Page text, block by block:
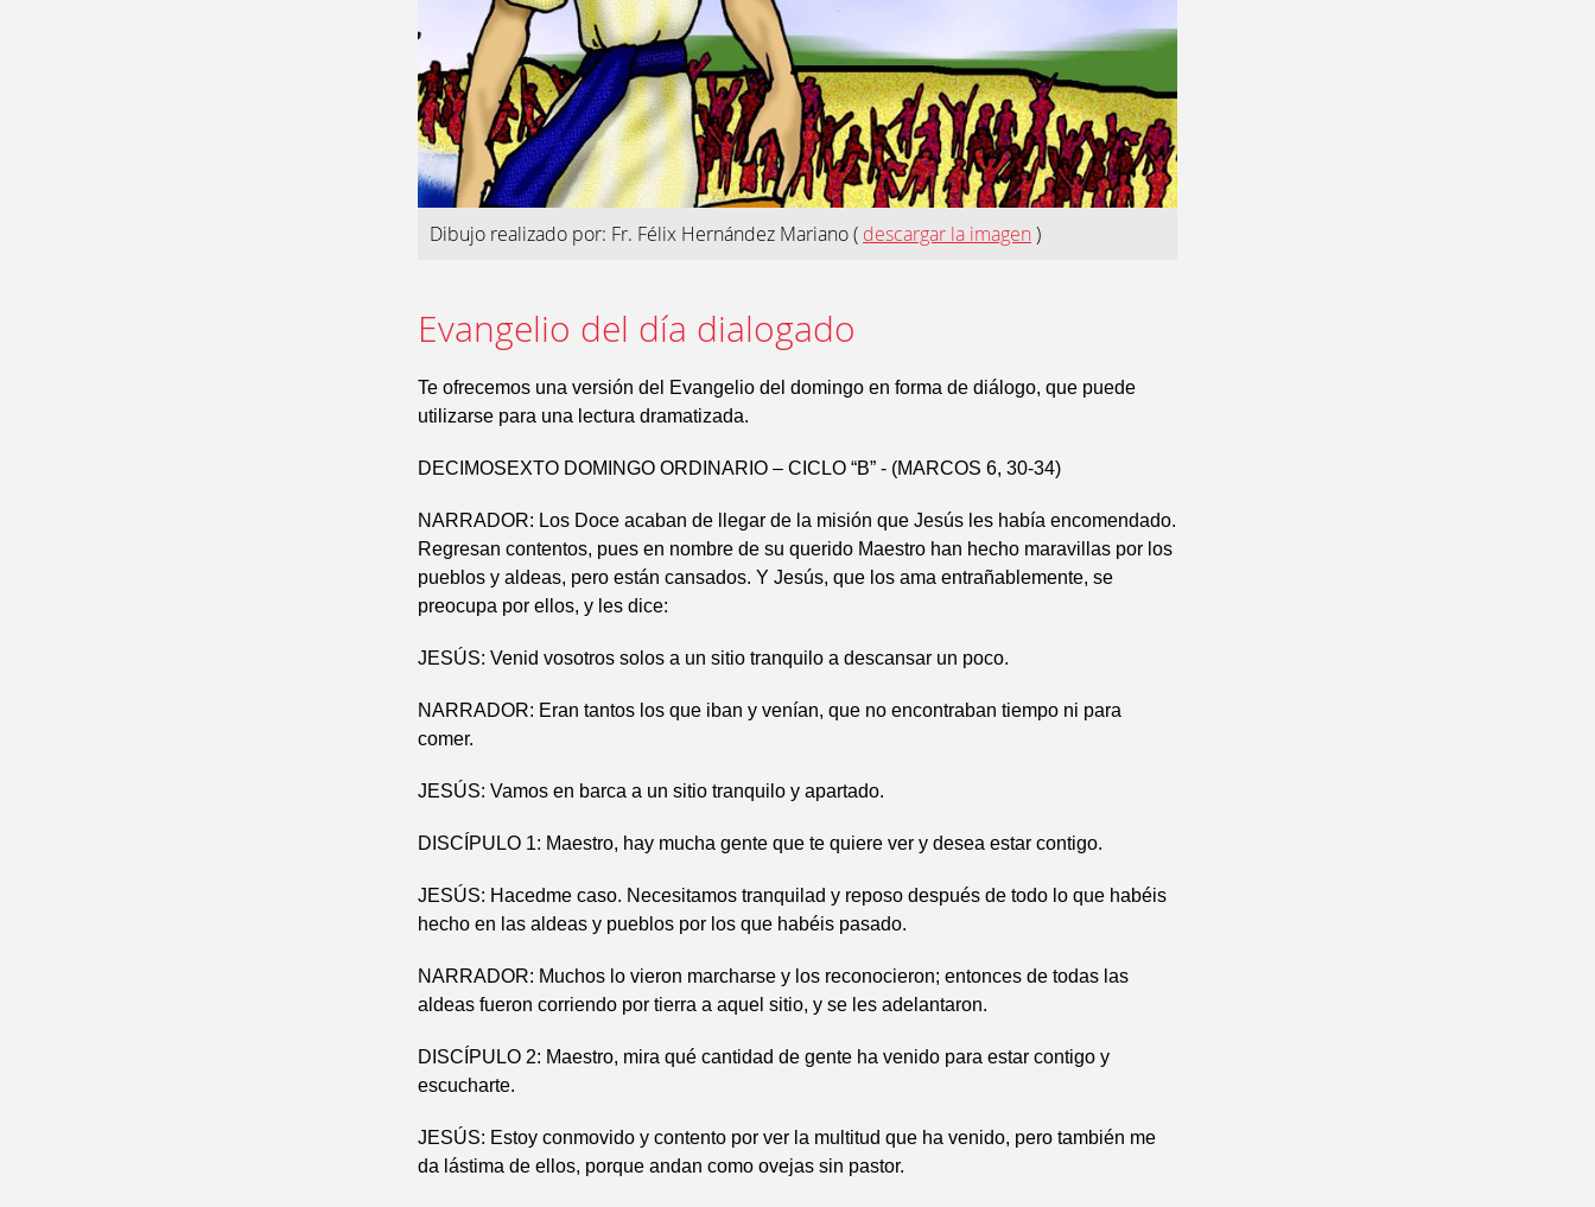
Dibujo realizado por: Fr. Félix Hernández Mariano( descargar la imagen )
Evangelio del día dialogado
Te ofrecemos una versión del Evangelio del domingo en forma de diálogo, que puede
utilizarse para una lectura dramatizada.
DECIMOSEXTO DOMINGO ORDINARIO – CICLO “B” - (MARCOS 6, 30-34)
NARRADOR: Los Doce acaban de llegar de la misión que Jesús les había encomendado.
Regresan contentos, pues en nombre de su querido Maestro han hecho maravillas por los
pueblos y aldeas, pero están cansados. Y Jesús, que los ama entrañablemente, se
preocupa por ellos, y les dice:
JESÚS: Venid vosotros solos a un sitio tranquilo a descansar un poco.
NARRADOR: Eran tantos los que iban y venían, que no encontraban tiempo ni para
comer.
JESÚS: Vamos en barca a un sitio tranquilo y apartado.
DISCÍPULO 1: Maestro, hay mucha gente que te quiere ver y desea estar contigo.
JESÚS: Hacedme caso. Necesitamos tranquilad y reposo después de todo lo que habéis
hecho en las aldeas y pueblos por los que habéis pasado.
NARRADOR: Muchos lo vieron marcharse y los reconocieron; entonces de todas las
aldeas fueron corriendo por tierra a aquel sitio, y se les adelantaron.
DISCÍPULO 2: Maestro, mira qué cantidad de gente ha venido para estar contigo y
escucharte.
JESÚS: Estoy conmovido y contento por ver la multitud que ha venido, pero también me
da lástima de ellos, porque andan como ovejas sin pastor.